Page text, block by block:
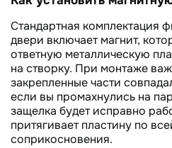
Стандартная комплектация
двери включает магнит,
ответную металлическую
на створку. При монтаже
закрепленные части
если вы промахнулись на
защелка будет исправно
притягивает пластину по
соприкосновения.